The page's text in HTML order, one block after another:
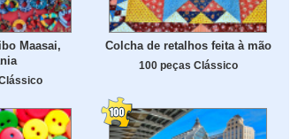
Maasai,
Colcha de retalhos feita à mão
100 peças Clássico